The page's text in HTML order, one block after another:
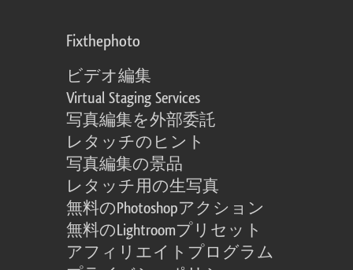
Fixthephoto
ビデオ編集
Virtual Staging Services
写真編集を外部委託
レタッチのヒント
写真編集の景品
レタッチ用の生写真
無料のPhotoshopアクション
無料のLightroomプリセット
アフィリエイトプログラム